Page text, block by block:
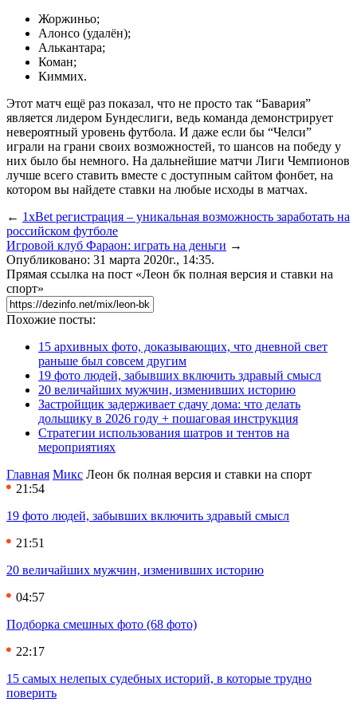
Жоржиньо;
Алонсо (удалён);
Алькантара;
Коман;
Киммих.
Этот матч ещё раз показал, что не просто так “Бавария”
является лидером Бундеслиги, ведь команда демонстрирует
невероятный уровень футбола. И даже если бы “Челси”
играли на грани своих возможностей, то шансов на победу у
них было бы немного. На дальнейшие матчи Лиги Чемпионов
лучше всего ставить вместе с доступным сайтом фонбет, на
котором вы найдете ставки на любые исходы в матчах.
← 1xBet регистрация – уникальная возможность заработать на
российском футболе
Игровой клуб Фараон: играть на деньги →
Опубликовано: 31 марта 2020г., 14:35.
Прямая ссылка на пост «Леон бк полная версия и ставки на
спорт»
Похожие посты:
15 архивных фото, доказывающих, что дневной свет
раньше был совсем другим
19 фото людей, забывших включить здравый смысл
20 величайших мужчин, изменивших историю
Застройщик задерживает сдачу дома: что делать
дольщику в 2026 году + пошаговая инструкция
Стратегии использования шатров и тентов на
мероприятиях
Главная Микс Леон бк полная версия и ставки на спорт
21:54
19 фото людей, забывших включить здравый смысл
21:51
20 величайших мужчин, изменивших историю
04:57
Подборка смешных фото (68 фото)
22:17
15 самых нелепых судебных историй, в которые трудно
поверить